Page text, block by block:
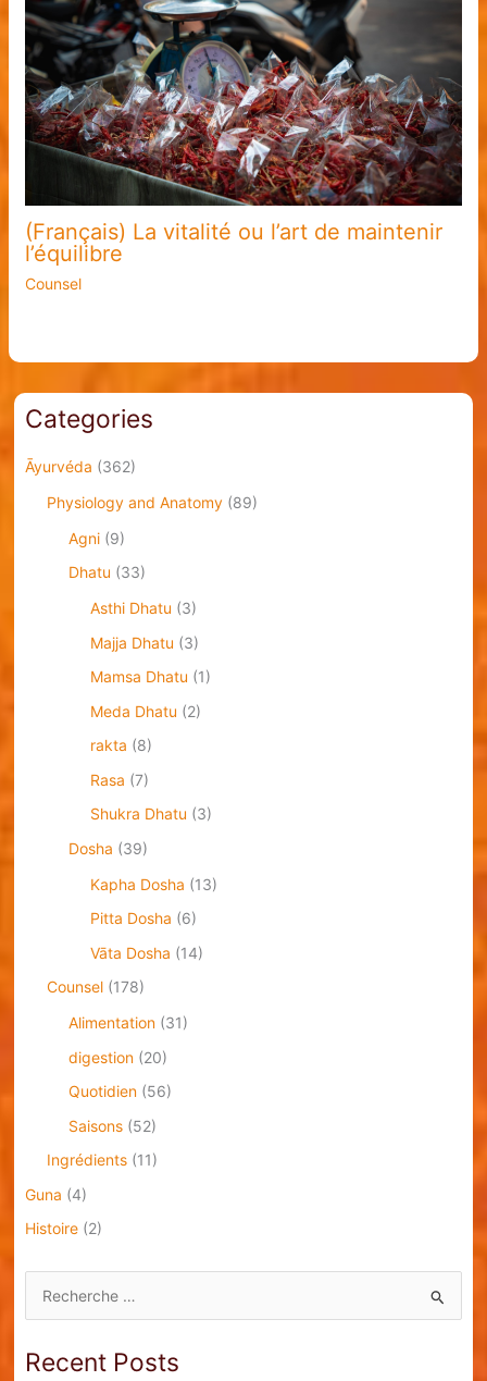
(Français) La vitalité ou l’art de maintenir
l’équilibre
Counsel
Categories
Āyurvéda (362)
Physiology and Anatomy(89)
Agni(9)
Dhatu (33)
Asthi Dhatu (3)
Majja Dhatu (3)
Mamsa Dhatu (1)
Meda Dhatu (2)
rakta (8)
Rasa (7)
Shukra Dhatu (3)
Dosha (39)
Kapha Dosha (13)
Pitta Dosha (6)
Vāta Dosha (14)
Counsel(178)
Alimentation(31)
digestion(20)
Quotidien(56)
Saisons(52)
Ingrédients(11)
Guna (4)
Histoire(2)
e
rRecent Posts